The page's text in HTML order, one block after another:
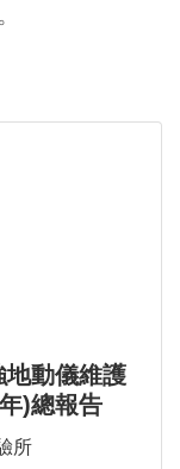
地動儀維護
)總報告
所